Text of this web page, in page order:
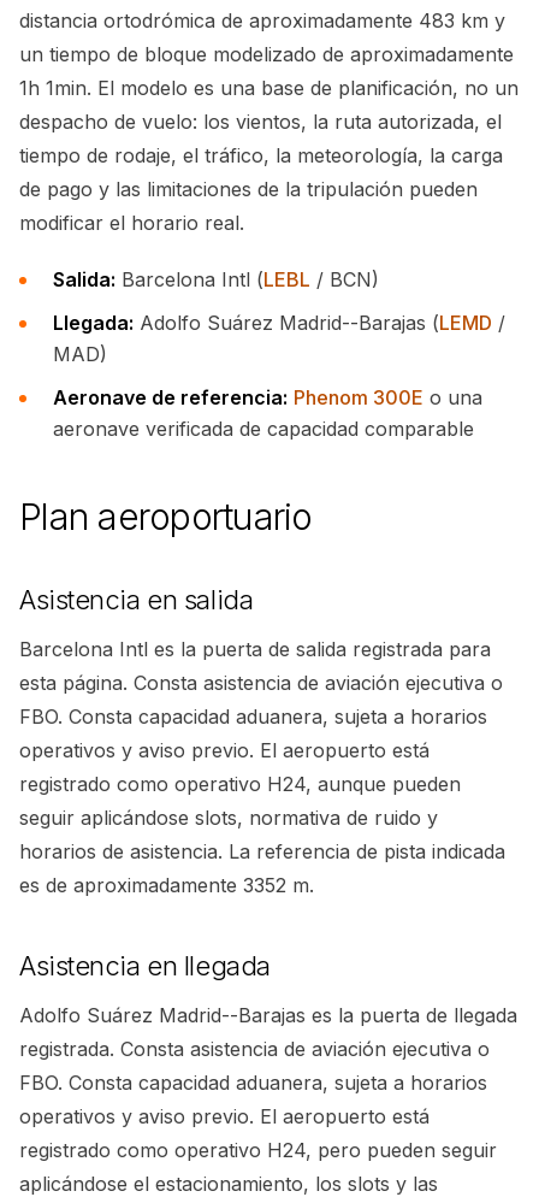
distancia ortodrómica de aproximadamente 483 km y
un tiempo de bloque modelizado de aproximadamente
1h 1min. El modelo es una base de planificación, no un
despacho de vuelo: los vientos, la ruta autorizada, el
tiempo de rodaje, el tráfico, la meteorología, la carga
de pago y las limitaciones de la tripulación pueden
modificar el horario real.
Salida: Barcelona Intl (LEBL / BCN)
Llegada: Adolfo Suárez Madrid--Barajas (LEMD /
MAD)
Aeronave de referencia: Phenom 300E o una
aeronave verificada de capacidad comparable
Plan aeroportuario
Asistencia en salida
Barcelona Intl es la puerta de salida registrada para
esta página. Consta asistencia de aviación ejecutiva o
FBO. Consta capacidad aduanera, sujeta a horarios
operativos y aviso previo. El aeropuerto está
registrado como operativo H24, aunque pueden
seguir aplicándose slots, normativa de ruido y
horarios de asistencia. La referencia de pista indicada
es de aproximadamente 3352 m.
Asistencia en llegada
Adolfo Suárez Madrid--Barajas es la puerta de llegada
registrada. Consta asistencia de aviación ejecutiva o
FBO. Consta capacidad aduanera, sujeta a horarios
operativos y aviso previo. El aeropuerto está
registrado como operativo H24, pero pueden seguir
aplicándose el estacionamiento, los slots y las